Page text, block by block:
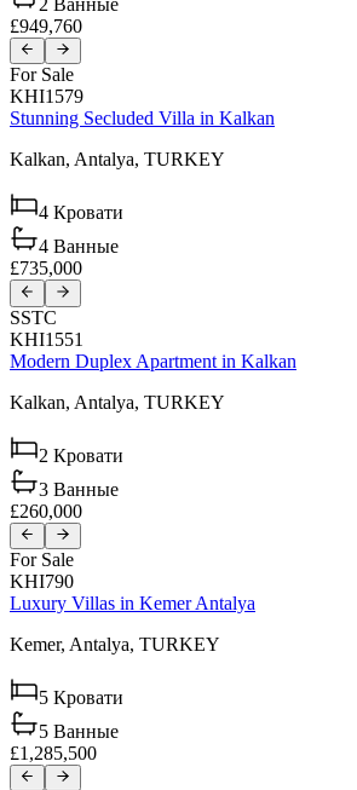
£949,760
For Sale
KHI1579
Stunning Secluded Villa in Kalkan
Kalkan, Antalya, TURKEY
4 Кровати
4 Ванные
£735,000
SSTC
KHI1551
Modern Duplex Apartment in Kalkan
Kalkan, Antalya, TURKEY
2 Кровати
3 Ванные
£260,000
For Sale
KHI790
Luxury Villas in Kemer Antalya
Kemer, Antalya, TURKEY
5 Кровати
5 Ванные
£1,285,500